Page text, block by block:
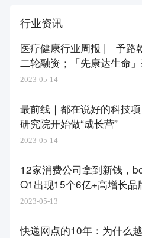
行业资讯
医疗健康行业周报 |「予路
二轮融资；「先康达生命
资
2023-05-14
最前线｜都在说好的科技
研究院开始做“成长营”
2023-05-14
12家消费公司拿到新钱，
Q1出现15个6亿+高增长品
2023-05-13
快递网点的10年：为什么